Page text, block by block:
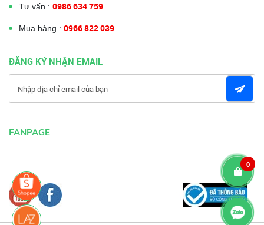
Tư vấn : 0986 634 759
Mua hàng : 0966 822 039
ĐĂNG KÝ NHẬN EMAIL
FANPAGE
0